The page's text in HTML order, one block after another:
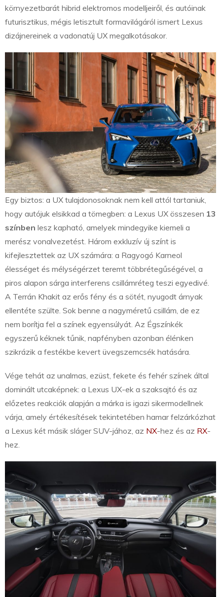
környezetbarát hibrid elektromos modelljeiről, és autóinak
futurisztikus, mégis letisztult formavilágáról ismert Lexus
dizájnereinek a vadonatúj UX megalkotásakor.
Egy biztos: a UX tulajdonosoknak nem kell attól tartaniuk,
hogy autójuk elsikkad a tömegben: a Lexus UX összesen 13
színben lesz kapható, amelyek mindegyike kiemeli a
merész vonalvezetést. Három exkluzív új színt is
kifejlesztettek az UX számára: a Ragyogó Karneol
élességet és mélységérzet teremt többrétegűségével, a
piros alapon sárga interferens csillámréteg teszi egyedivé.
A Terrán Khakit az erős fény és a sötét, nyugodt árnyak
ellentéte szülte. Sok benne a nagyméretű csillám, de ez
nem borítja fel a színek egyensúlyát. Az Égszínkék
egyszerű kéknek tűnik, napfényben azonban élénken
szikrázik a festékbe kevert üvegszemcsék hatására.
Vége tehát az unalmas, ezüst, fekete és fehér színek által
dominált utcaképnek: a Lexus UX-ek a szaksajtó és az
előzetes reakciók alapján a márka is igazi sikermodellnek
várja, amely értékesítések tekintetében hamar felzárkózhat
a Lexus két másik sláger SUV-jához, az NX-hez és az RX-
hez.